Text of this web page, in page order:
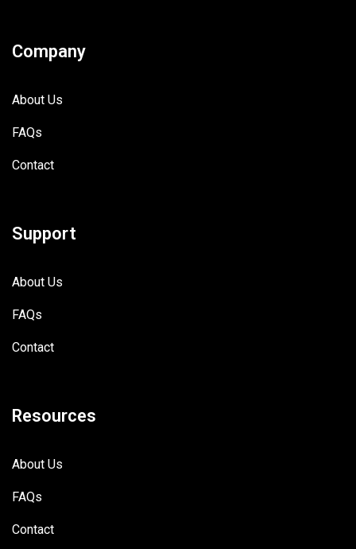
Company
About Us
FAQs
Contact
Support
About Us
FAQs
Contact
Resources
About Us
FAQs
Contact